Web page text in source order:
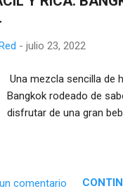
- julio 23, 2022
Una mezcla sencilla de
Bangkok rodeado de
disfrutar de una gran
comentario